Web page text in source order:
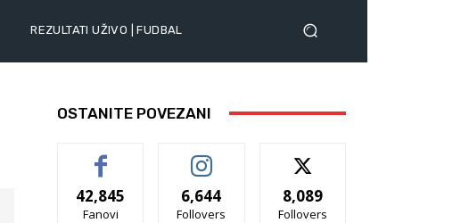
REZULTATI UŽIVO | FUDBAL
OSTANITE POVEZANI
42,845
Fanovi
6,644
Follovers
8,089
Follovers